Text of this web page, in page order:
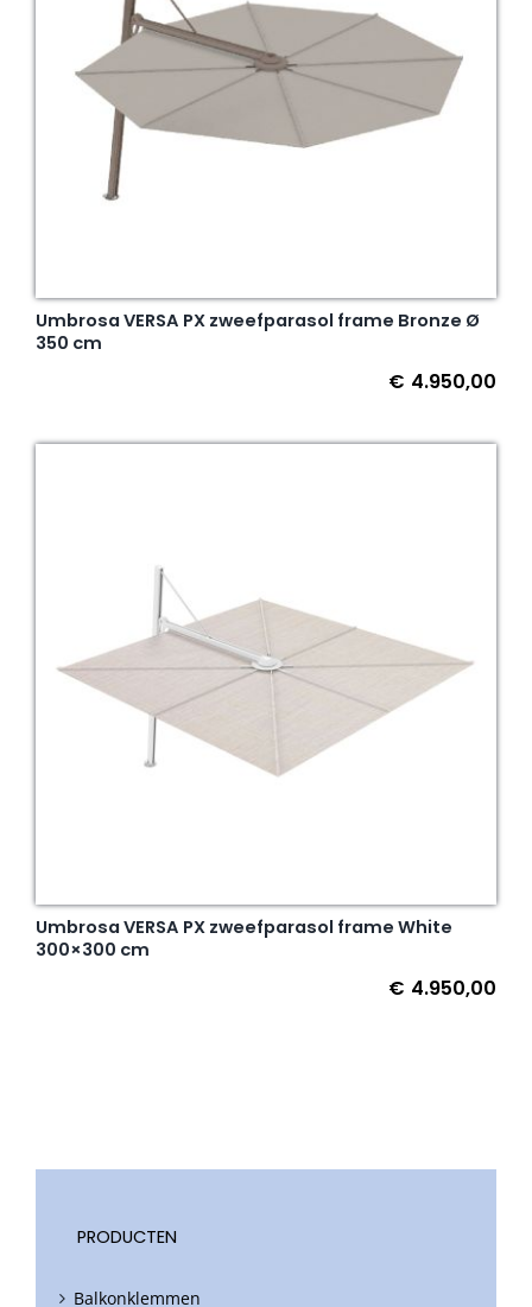
Umbrosa VERSA PX zweefparasol frame Bronze Ø
350 cm
€ 4.950,00
Umbrosa VERSA PX zweefparasol frame White
300×300 cm
€ 4.950,00
PRODUCTEN
Balkonklemmen